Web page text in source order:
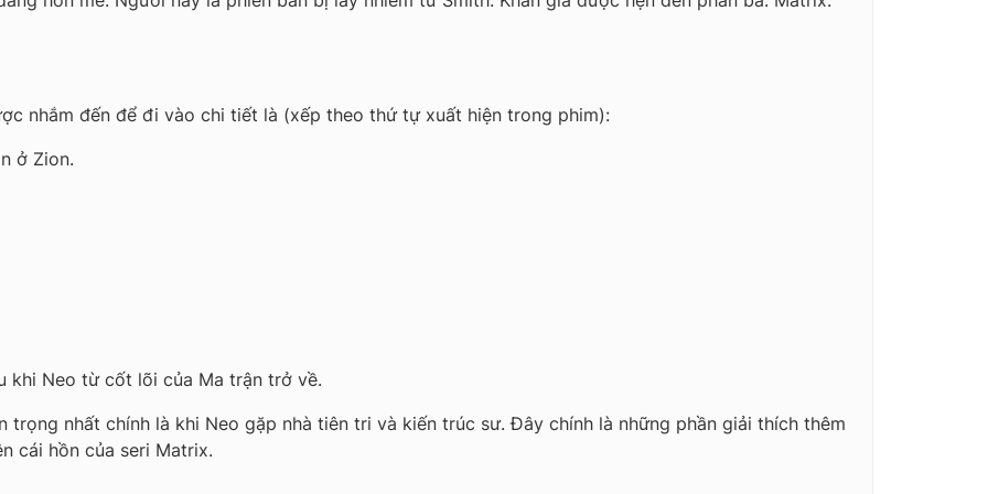
nhắm đến để đi vào chi tiết là (xếp theo thứ tự xuất hiện trong phim):
ở Zion.
khi Neo từ cốt lõi của Ma trận trở về.
trọng nhất chính là khi Neo gặp nhà tiên tri và kiến trúc sư. Đây chính là những phần giải thích thêm
cái hồn của seri Matrix.